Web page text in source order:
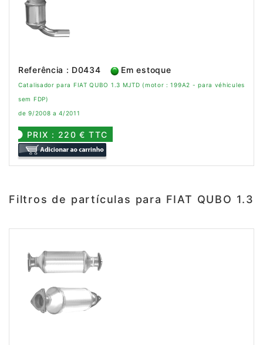
Referência : D0434 Em estoque
Catalisador para FIAT QUBO 1.3 MJTD (motor : 199A2 - para véhicules
sem FDP)
de 9/2008 a 4/2011
PRIX : 220 € TTC
Filtros de partículas para FIAT QUBO 1.3